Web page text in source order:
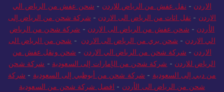
الاردن - نقل عفش من الرياض للاردن - شحن عفش من الرياض الي
الاردن - نقل اثاث من الرياض الى الاردن - شركة شحن من الرياض إلى
الأردن - شحن عفش من الرياض الى الاردن - شركة شحن من الرياض
الي الاردن - شحن بري من الرياض الى الاردن - شحن من الرياض الى
الاردن - شركة شحن من الرياض الي الاردن - شحن ونقل عفش من
الرياض للاردن - شركة شحن من الإمارات إلى السعودية - شركة شحن
من دبي إلى السعودية - شركة شحن من أبوظبي إلى السعودية - شركة
شحن من الرياض الى الأردن - افضل شركة شحن من السعودية